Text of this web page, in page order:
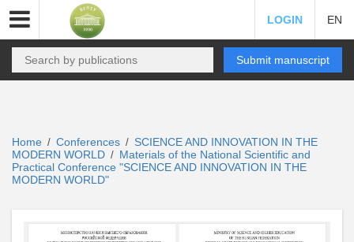
LOGIN EN
Submit manuscript
Home / Conferences / SCIENCE AND INNOVATION IN THE
MODERN WORLD / Materials of the National Scientific and
Practical Conference "SCIENCE AND INNOVATION IN THE
MODERN WORLD"